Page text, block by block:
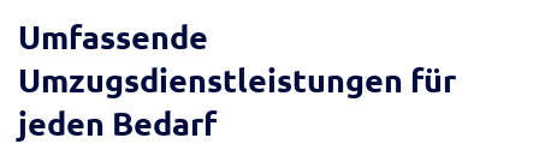
Umfassende
Umzugsdienstleistungen für
jeden Bedarf